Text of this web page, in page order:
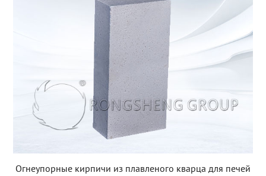
Огнеупорные кирпичи из плавленого кварца для печей